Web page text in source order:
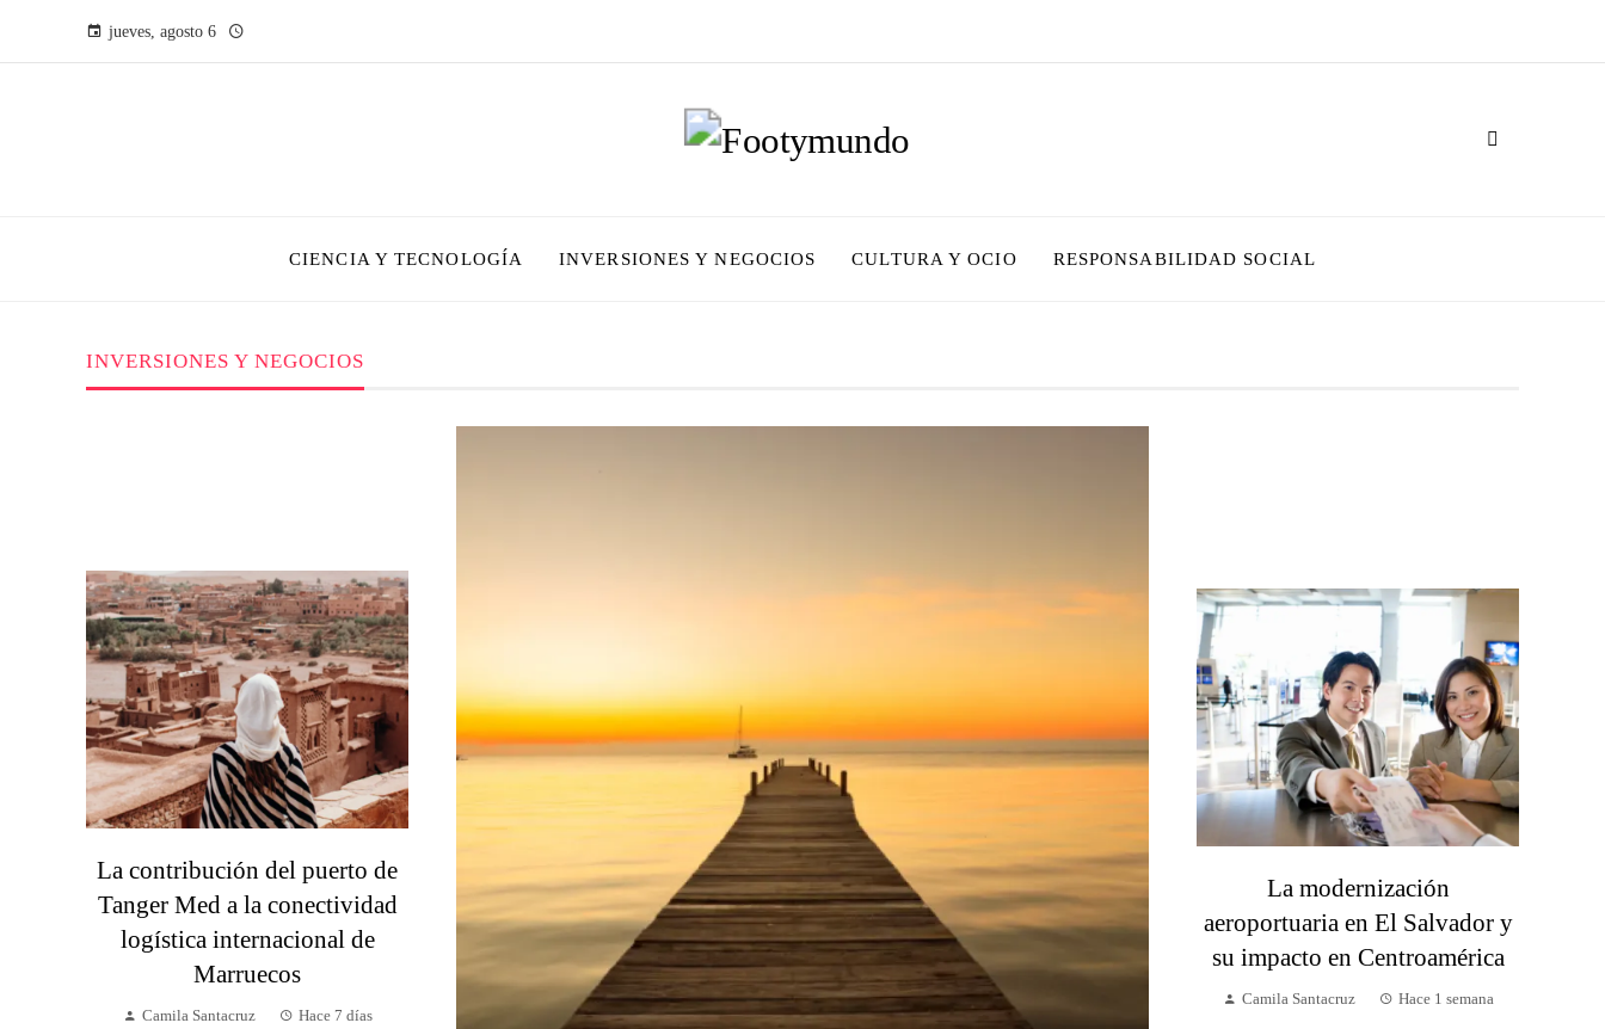
jueves, agosto 6
CIENCIA Y TECNOLOGÍA INVERSIONES Y NEGOCIOS CULTURA Y OCIO RESPONSABILIDAD SOCIAL
INVERSIONES Y NEGOCIOS
La contribución del puerto de
Tanger Med a la conectividad
logística internacional de
Marruecos
Camila Santacruz Hace 7 días
La modernización
aeroportuaria en El Salvador y
su impacto en Centroamérica
Camila Santacruz Hace 1 semana